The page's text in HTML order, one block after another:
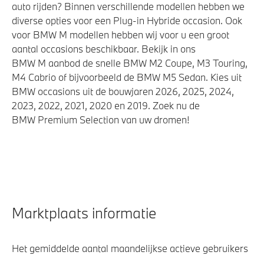
auto rijden? Binnen verschillende modellen hebben we
diverse opties voor een Plug-in Hybride occasion. Ook
voor BMW M modellen hebben wij voor u een groot
aantal occasions beschikbaar. Bekijk in ons
BMW M aanbod de snelle BMW M2 Coupe, M3 Touring,
M4 Cabrio of bijvoorbeeld de BMW M5 Sedan. Kies uit
BMW occasions uit de bouwjaren 2026, 2025, 2024,
2023, 2022, 2021, 2020 en 2019. Zoek nu de
BMW Premium Selection van uw dromen!
Marktplaats informatie
Het gemiddelde aantal maandelijkse actieve gebruikers